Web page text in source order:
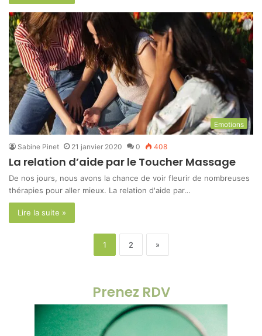
Emotions
Sabine Pinet 21 janvier 2020 0 408
La relation d’aide par le Toucher Massage
De nos jours, nous avons la chance de voir fleurir de nombreuses
thérapies pour aller mieux. La relation d'aide par…
Lire la suite »
1 2 »
Prenez RDV